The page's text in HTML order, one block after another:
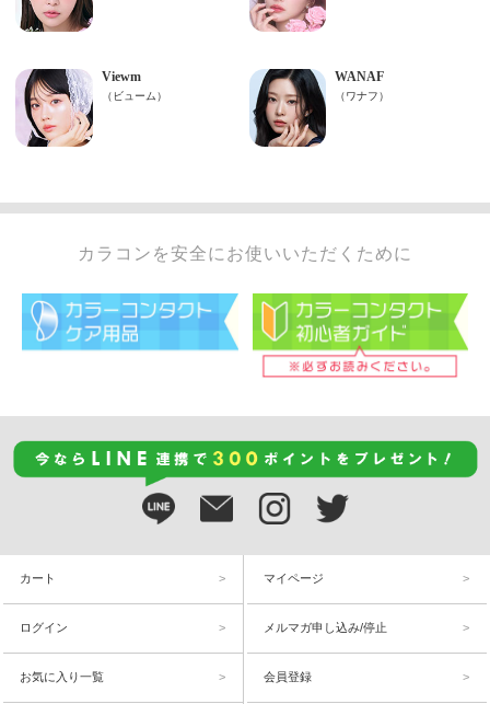
カラコンを安全にお使いいただくために
カート マイページ
ログイン メルマガ申し込み/停止
お気に入り一覧 会員登録